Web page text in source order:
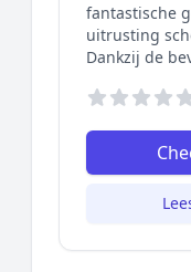
fantastische
uitrusting
Dankzij de